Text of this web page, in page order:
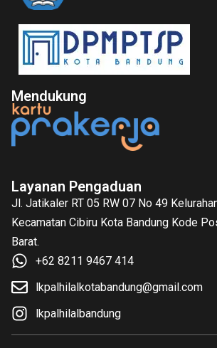
Mendukung
Layanan Pengaduan
Jl. Jatikaler RT 05 RW 07 No 49
Kecamatan Cibiru Kota Bandung Kode
Barat.
+62 8211 9467 414
lkpalhilalkotabandung@gmail.com
lkpalhilalbandung